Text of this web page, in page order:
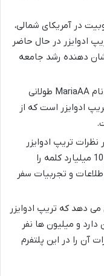
در آمریکای شمالی،
ادوایزر در حال حاضر
دهنده رشد جامعه
کاربری با نام MariaAA طولانی
ادوایزر است که از
نظرات تریپ ادوایزر
استفاده شده اند، در مجموع بیش از 10 میلیارد کلمه را
و تجربیات سفر
دهد که تریپ ادوایزر
و میلیون ها نفر
آن را در این پلتفرم